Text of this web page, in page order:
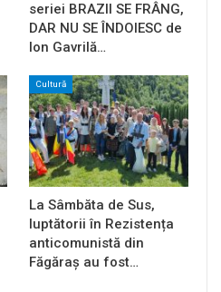
seriei BRAZII SE FRÂNG,
DAR NU SE ÎNDOIESC de
Ion Gavrilă…
Cultură
La Sâmbăta de Sus,
luptătorii în Rezistența
anticomunistă din
Făgăraș au fost…